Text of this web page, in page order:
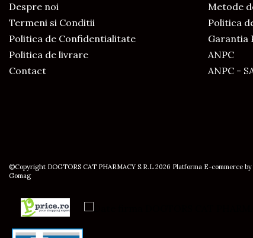
Despre noi
Termeni si Conditii
Politica de Confidentialitate
Politica de livrare
Contact
Metode
Politica
Garantia
ANPC
ANPC -
©Copyright DOGTORS CAT PHARMACY S.R.L 2026 Platforma E-commerce by
Gomag